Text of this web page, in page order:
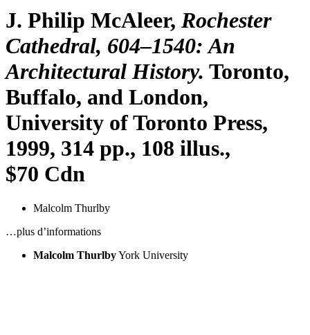
J. Philip McAleer, Rochester
Cathedral, 604–1540: An
Architectural History. Toronto,
Buffalo, and London,
University of Toronto Press,
1999, 314 pp., 108 illus.,
$70 Cdn
Malcolm Thurlby
…plus d’informations
Malcolm ThurlbyYork University